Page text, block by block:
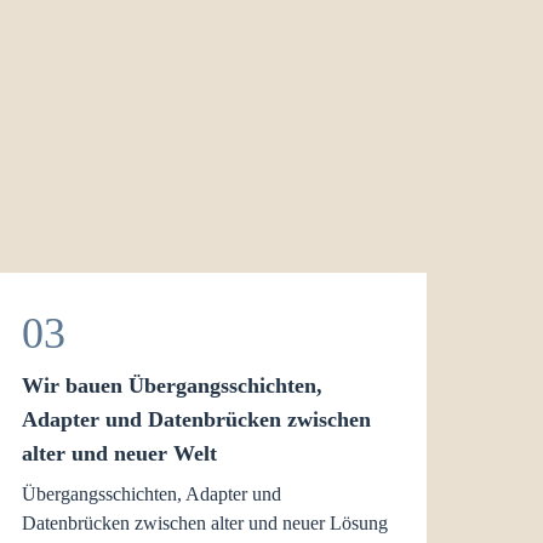
03
Wir bauen Übergangsschichten,
Adapter und Datenbrücken zwischen
alter und neuer Welt
Übergangsschichten, Adapter und
Datenbrücken zwischen alter und neuer Lösung